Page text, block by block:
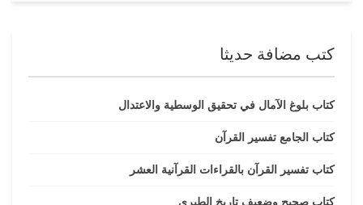
كتب مضافة حديثا
كتاب بلوغ الآمال في تحقيق الوسطية والاعتدال
كتاب الجامع تفسير القرآن
كتاب تفسير القرآن بالقراءات القرآنية العشر
كتاب صحيح وضعيف تاريخ الطبري